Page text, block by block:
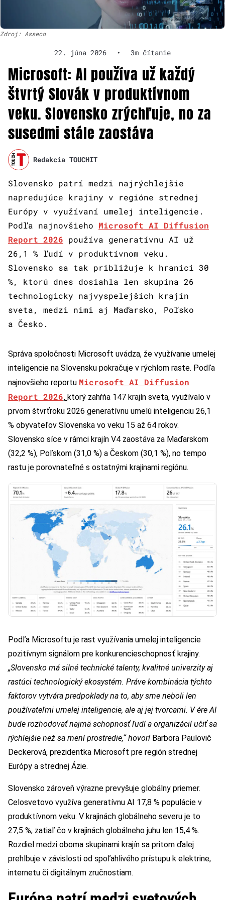
Zdroj: Asseco
22. júna 2026 • 3m čítanie
Microsoft: AI používa už každý
štvrtý Slovák v produktívnom
veku. Slovensko zrýchľuje, no za
susedmi stále zaostáva
Redakcia TOUCHIT
Slovensko patrí medzi najrýchlejšie
napredujúce krajiny v regióne strednej
Európy v využívaní umelej inteligencie.
Podľa najnovšieho Microsoft AI Diffusion
Report 2026 používa generatívnu AI už
26,1 % ľudí v produktívnom veku.
Slovensko sa tak približuje k hranici 30
%, ktorú dnes dosiahla len skupina 26
technologicky najvyspelejších krajín
sveta, medzi nimi aj Maďarsko, Poľsko
a Česko.
Správa spoločnosti Microsoft uvádza, že využívanie umelej
inteligencie na Slovensku pokračuje v rýchlom raste. Podľa
najnovšieho reportu Microsoft AI Diffusion
Report 2026, ktorý zahŕňa 147 krajín sveta, využívalo v
prvom štvrťroku 2026 generatívnu umelú inteligenciu 26,1
% obyvateľov Slovenska vo veku 15 až 64 rokov.
Slovensko síce v rámci krajín V4 zaostáva za Maďarskom
(32,2 %), Poľskom (31,0 %) a Českom (30,1 %), no tempo
rastu je porovnateľné s ostatnými krajinami regiónu.
Podľa Microsoftu je rast využívania umelej inteligencie
pozitívnym signálom pre konkurencieschopnosť krajiny.
„Slovensko má silné technické talenty, kvalitné univerzity aj
rastúci technologický ekosystém. Práve kombinácia týchto
faktorov vytvára predpoklady na to, aby sme neboli len
používateľmi umelej inteligencie, ale aj jej tvorcami. V ére AI
bude rozhodovať najmä schopnosť ľudí a organizácií učiť sa
rýchlejšie než sa mení prostredie,“ hovoríBarbora Paulovič
Deckerová, prezidentka Microsoft pre región strednej
Európy a strednej Ázie.
Slovensko zároveň výrazne prevyšuje globálny priemer.
Celosvetovo využíva generatívnu AI 17,8 % populácie v
produktívnom veku. V krajinách globálneho severu je to
27,5 %, zatiaľ čo v krajinách globálneho juhu len 15,4 %.
Rozdiel medzi oboma skupinami krajín sa pritom ďalej
prehlbuje v závislosti od spoľahlivého prístupu k elektrine,
internetu či digitálnym zručnostiam.